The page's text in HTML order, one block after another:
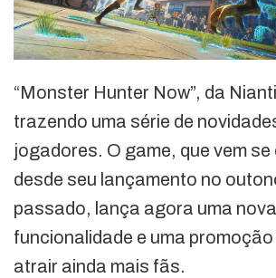
“Monster Hunter Now”, da
trazendo uma série de
jogadores. O game, que vem
desde seu lançamento no
passado, lança agora uma nova
funcionalidade e uma
atrair ainda mais fãs.